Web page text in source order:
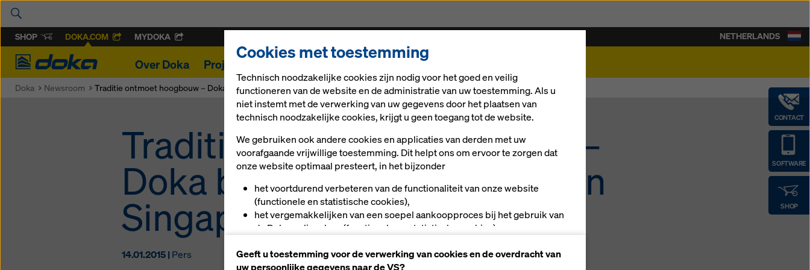
SHOP DOKA.COM MYDOKA
Doka
Over Doka Projecten Digitale oplossingen
CONTACT
SOFTWARE
SHOP
NETHERLANDS
Doka Newsroom Traditie ontmoet hoogbouw – Doka bekist nieuw symbool in Singapore
Traditie ontmoet hoogbouw –
Doka bekist nieuw symbool in
Singapore
14.01.2015 | Pers
Cookies met toestemming
Technisch noodzakelijke cookies zijn nodig voor het goed en veilig
functioneren van de website en de administratie van uw toestemming. Als u
niet instemt met de verwerking van uw gegevens door het plaatsen van
technisch noodzakelijke cookies, krijgt u geen toegang tot de website.
We gebruiken ook andere cookies en applicaties van derden met uw
voorafgaande vrijwillige toestemming. Dit helpt ons om ervoor te zorgen dat
onze website optimaal presteert, in het bijzonder
het voortdurend verbeteren van de functionaliteit van onze website
(functionele en statistische cookies),
het vergemakkelijken van een soepel aankoopproces bij het gebruik van
de Doka-onlineshop (functionele en statistische cookies),
(marketingcookies).
Geeft u toestemming voor de verwerking van cookies en de overdracht van
uw persoonlijke gegevens naar de VS?